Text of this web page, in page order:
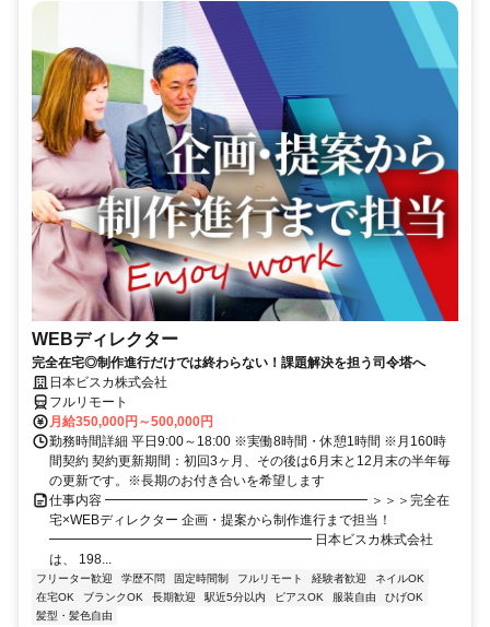
WEBディレクター
完全在宅◎制作進行だけでは終わらない！課題解決を担う司令塔へ
日本ビスカ株式会社
フルリモート
月給350,000円～500,000円
勤務時間詳細 平日9:00～18:00 ※実働8時間・休憩1時間 ※月160時
間契約 契約更新期間：初回3ヶ月、その後は6月末と12月末の半年毎
の更新です。※長期のお付き合いを希望します
仕事内容 ━━━━━━━━━━━━━━━━━━━━ ＞＞＞完全在
宅×WEBディレクター 企画・提案から制作進行まで担当！
━━━━━━━━━━━━━━━━━━━━ 日本ビスカ株式会社
は、 198...
フリーター歓迎 学歴不問 固定時間制 フルリモート 経験者歓迎
ネイルOK
在宅OK
ブランクOK 長期歓迎 駅近5分以内 ピアスOK 服装自由
ひげOK
髪型・髪色自由